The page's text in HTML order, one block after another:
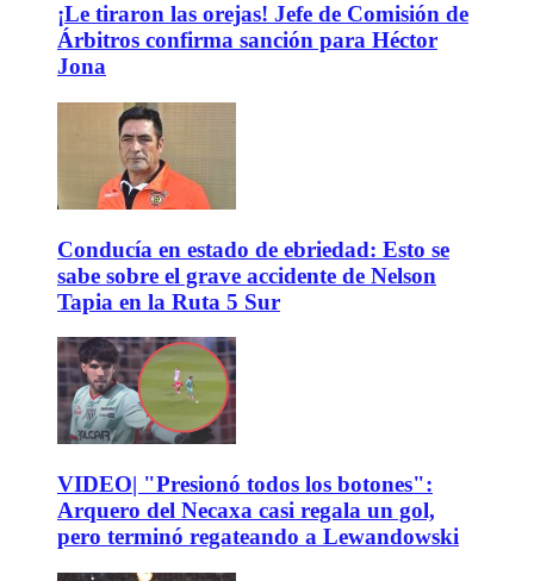
¡Le tiraron las orejas! Jefe de Comisión de
Árbitros confirma sanción para Héctor
Jona
Conducía en estado de ebriedad: Esto se
sabe sobre el grave accidente de Nelson
Tapia en la Ruta 5 Sur
VIDEO| "Presionó todos los botones":
Arquero del Necaxa casi regala un gol,
pero terminó regateando a Lewandowski